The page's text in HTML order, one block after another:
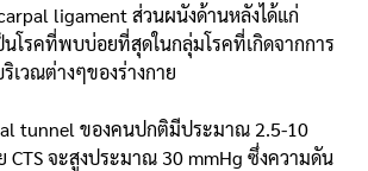
ligament ส่วนผนังด้านหลังได้แก่
โรคที่พบบ่อยที่สุดในกลุ่มโรคที่เกิดจากการ
เวณต่างๆของร่างกาย
tunnel ของคนปกติมีประมาณ 2.5-10
จะสูงประมาณ 30 mmHg ซึ่งความดัน